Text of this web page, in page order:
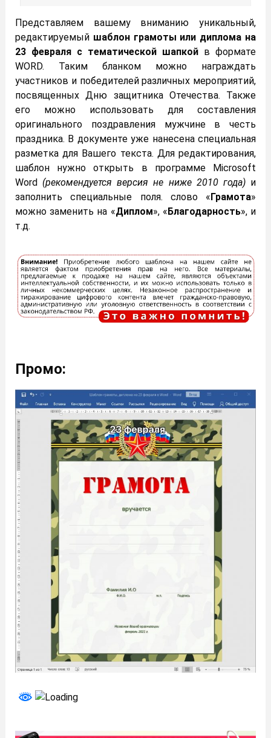
Представляем вашему вниманию уникальный,
редактируемый шаблон грамоты или диплома на
23 февраля с тематической шапкой в формате
WORD. Таким бланком можно награждать
участников и победителей различных мероприятий,
посвященных Дню защитника Отечества. Также
его можно использовать для составления
оригинального поздравления мужчине в честь
праздника. В документе уже нанесена специальная
разметка для Вашего текста. Для редактирования,
шаблон нужно открыть в программе Microsoft
Word (рекомендуется версия не ниже 2010 года)и
заполнить специальные поля. слово « Грамота»
можно заменить на «Диплом», « Благодарность», и
т.д.
Промо: